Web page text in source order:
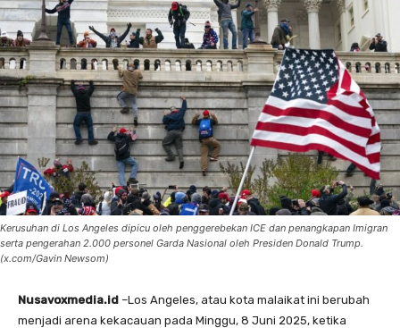
Kerusuhan di Los Angeles dipicu oleh penggerebekan ICE dan penangkapan Imigran
serta pengerahan 2.000 personel Garda Nasional oleh Presiden Donald Trump.
(x.com/Gavin Newsom)
Nusavoxmedia.id –Los Angeles, atau kota malaikat ini berubah
menjadi arena kekacauan pada Minggu, 8 Juni 2025, ketika